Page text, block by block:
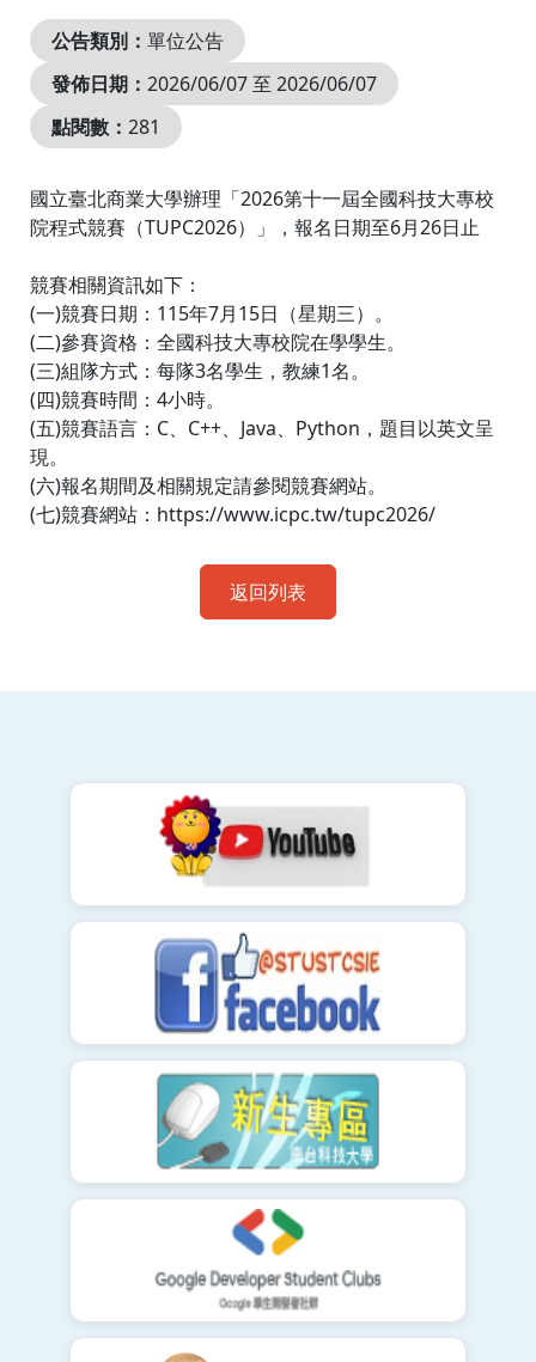
公告類別： 單位公告
發佈日期： 2026/06/07 至 2026/06/07
點閱數： 281
國立臺北商業大學辦理「2026第十一屆全國科技大專校
院程式競賽（TUPC2026）」，報名日期至6月26日止
競賽相關資訊如下：
(一)競賽日期：115年7月15日（星期三）。
(二)參賽資格：全國科技大專校院在學學生。
(三)組隊方式：每隊3名學生，教練1名。
(四)競賽時間：4小時。
(五)競賽語言：C、C++、Java、Python，題目以英文呈
現。
(六)報名期間及相關規定請參閱競賽網站。
(七)競賽網站：https://www.icpc.tw/tupc2026/
返回列表